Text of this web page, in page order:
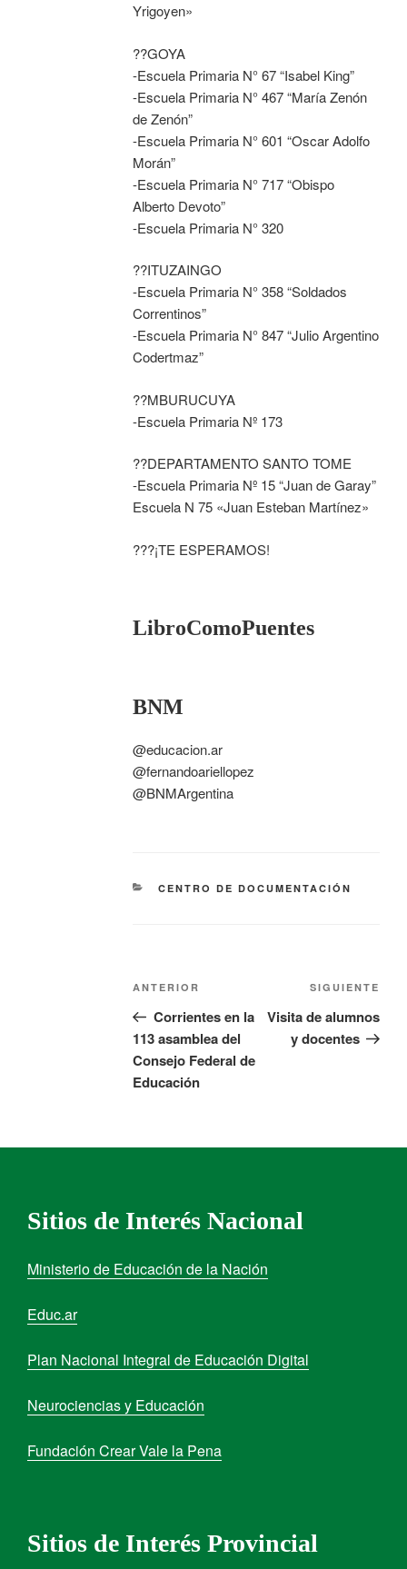
Yrigoyen»
??GOYA
-Escuela Primaria N° 67 “Isabel King”
-Escuela Primaria N° 467 “María Zenón
de Zenón”
-Escuela Primaria N° 601 “Oscar Adolfo
Morán”
-Escuela Primaria N° 717 “Obispo
Alberto Devoto”
-Escuela Primaria N° 320
??ITUZAINGO
-Escuela Primaria N° 358 “Soldados
Correntinos”
-Escuela Primaria N° 847 “Julio Argentino
Codertmaz”
??MBURUCUYA
-Escuela Primaria Nº 173
??DEPARTAMENTO SANTO TOME
-Escuela Primaria Nº 15 “Juan de Garay”
Escuela N 75 «Juan Esteban Martínez»
???¡TE ESPERAMOS!
LibroComoPuentes
BNM
@educacion.ar
@fernandoariellopez
@BNMArgentina
CENTRO DE DOCUMENTACIÓN
ANTERIOR
Corrientes en la
113 asamblea del
Consejo Federal de
Educación
SIGUIENTE
Visita de alumnos
y docentes
Sitios de Interés Nacional
Ministerio de Educación de la Nación
Educ.ar
Plan Nacional Integral de Educación Digital
Neurociencias y Educación
Fundación Crear Vale la Pena
Sitios de Interés Provincial